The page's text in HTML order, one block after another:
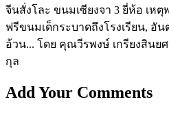
จีนสั่งโละ ขนมเซียงจา 3 ยี่ห้อ เห
ฟรีขนมเด็กระบาดถึงโรงเรียน, อั
อ้วน... โดย คุณวีรพงษ์ เกรียงสิน
กุล
Add Your Comments